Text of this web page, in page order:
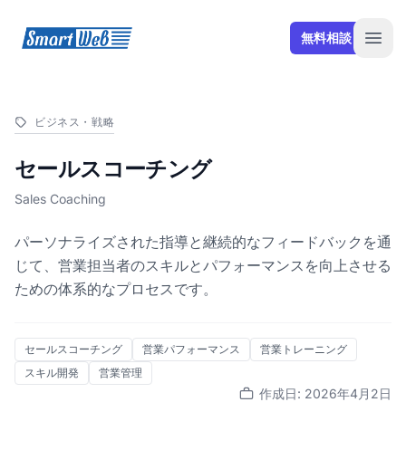
SmartWeb 無料相談
ビジネス・戦略
セールスコーチング
Sales Coaching
パーソナライズされた指導と継続的なフィードバックを通
じて、営業担当者のスキルとパフォーマンスを向上させる
ための体系的なプロセスです。
セールスコーチング 営業パフォーマンス
営業トレーニング
スキル開発
営業管理
作成日: 2026年4月2日